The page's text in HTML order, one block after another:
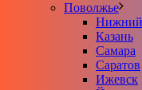
Поволжье
Нижний
Казань
Самара
Саратов
Ижевск